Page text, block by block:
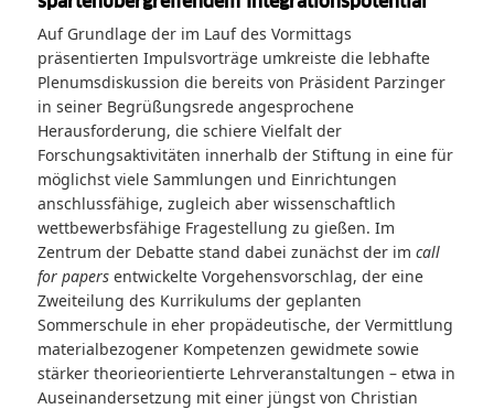
Auf Grundlage der im Lauf des Vormittags
präsentierten Impulsvorträge umkreiste die lebhafte
Plenumsdiskussion die bereits von Präsident Parzinger
in seiner Begrüßungsrede angesprochene
Herausforderung, die schiere Vielfalt der
Forschungsaktivitäten innerhalb der Stiftung in eine für
möglichst viele Sammlungen und Einrichtungen
anschlussfähige, zugleich aber wissenschaftlich
wettbewerbsfähige Fragestellung zu gießen. Im
Zentrum der Debatte stand dabei zunächst der im call
for papersentwickelte Vorgehensvorschlag, der eine
Zweiteilung des Kurrikulums der geplanten
Sommerschule in eher propädeutische, der Vermittlung
materialbezogener Kompetenzen gewidmete sowie
stärker theorieorientierte Lehrveranstaltungen – etwa in
Auseinandersetzung mit einer jüngst von Christian